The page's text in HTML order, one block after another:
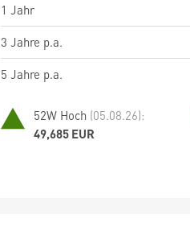
1 Jahr
3 Jahre p.a.
5 Jahre p.a.
52W Hoch (05.08.26):
49,685 EUR